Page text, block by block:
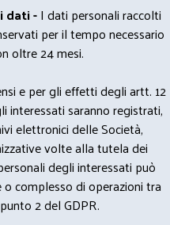
dati -I dati personali raccolti
per il tempo necessario
oltre 24 mesi.
e per gli effetti degli artt. 12
interessati saranno registrati,
elettronici delle Società,
volte alla tutela dei
degli interessati può
complesso di operazioni tra
2 del GDPR.